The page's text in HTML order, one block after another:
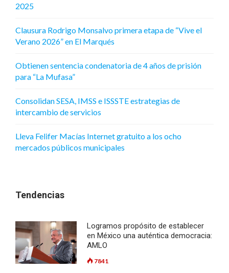
2025
Clausura Rodrigo Monsalvo primera etapa de “Vive el
Verano 2026” en El Marqués
Obtienen sentencia condenatoria de 4 años de prisión
para “La Mufasa”
Consolidan SESA, IMSS e ISSSTE estrategias de
intercambio de servicios
Lleva Felifer Macías Internet gratuito a los ocho
mercados públicos municipales
Tendencias
Logramos propósito de establecer
en México una auténtica democracia:
AMLO
7841